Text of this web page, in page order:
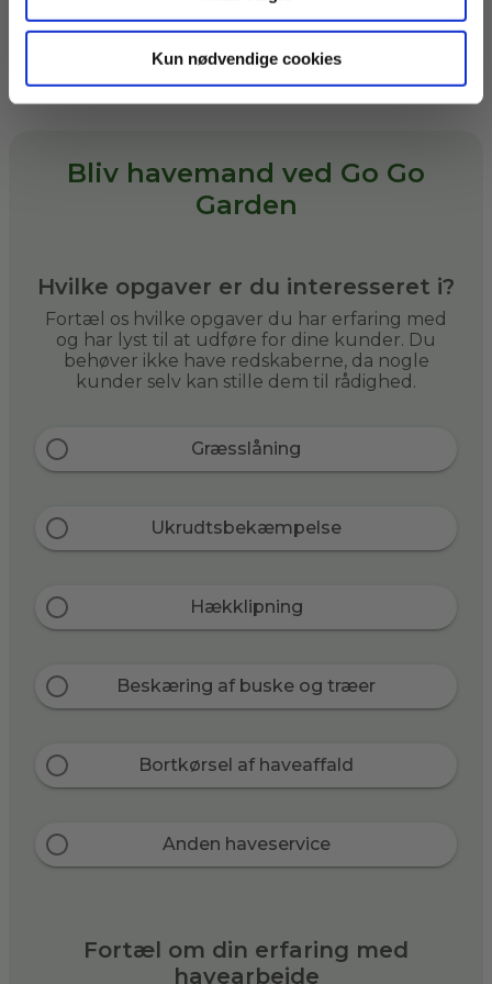
Kun nødvendige cookies
flere opgaver til dig, hvis du selv
Bliv havemand ved Go Go
Garden
Hvilke opgaver er du interesseret i?
Fortæl os hvilke opgaver du har erfaring med
og har lyst til at udføre for dine kunder. Du
behøver ikke have redskaberne, da nogle
kunder selv kan stille dem til rådighed.
Græsslåning
Ukrudtsbekæmpelse
Hækklipning
Beskæring af buske og træer
Bortkørsel af haveaffald
Anden haveservice
Fortæl om din erfaring med
havearbejde